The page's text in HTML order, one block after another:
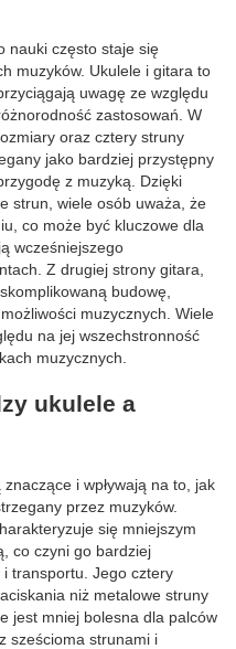
nauki często staje się
muzyków. Ukulele i gitara to
uwagę ze względu
zastosowań. W
oraz cztery struny
jako bardziej przystępny
z muzyką. Dzięki
strun, wiele osób uważa, że
co może być kluczowe dla
wcześniejszego
Z drugiej strony gitara,
budowę,
muzycznych. Wiele
na jej wszechstronność
muzycznych.
ukulele a
i wpływają na to, jak
przez muzyków.
się mniejszym
co czyni go bardziej
transportu. Jego cztery
niż metalowe struny
jest mniej bolesna dla palców
sześcioma strunami i